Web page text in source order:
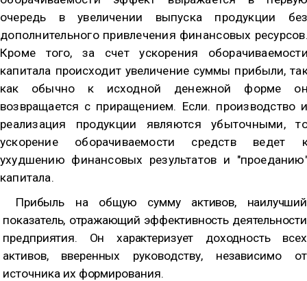
очередь в увеличении выпуска про­дукции
дополнительного привлечения финансовых ресур­
Кроме того, за счет ускорения
капитала происходит увеличение суммы прибыли,
как обычно к исходной денежной форме
возвращается с приращением. Если. производство
реализация продукции являются убыточными,
ускорение оборачиваемости средств ведет
ухудшению фи­нансовых результатов и
капитала.
Прибыль на общую сумму активов, наилучший
показатель, отражающий эффективность деятельности
предприятия. Он характеризует доходность всех
активов, вверен­ных руководству, независимо от
источника их формирования.